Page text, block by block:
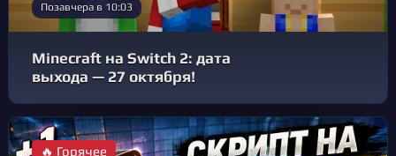
Позавчера в 10:03
Minecraft на Switch 2: дата
выхода — 27 октября!
🔥 Горячее